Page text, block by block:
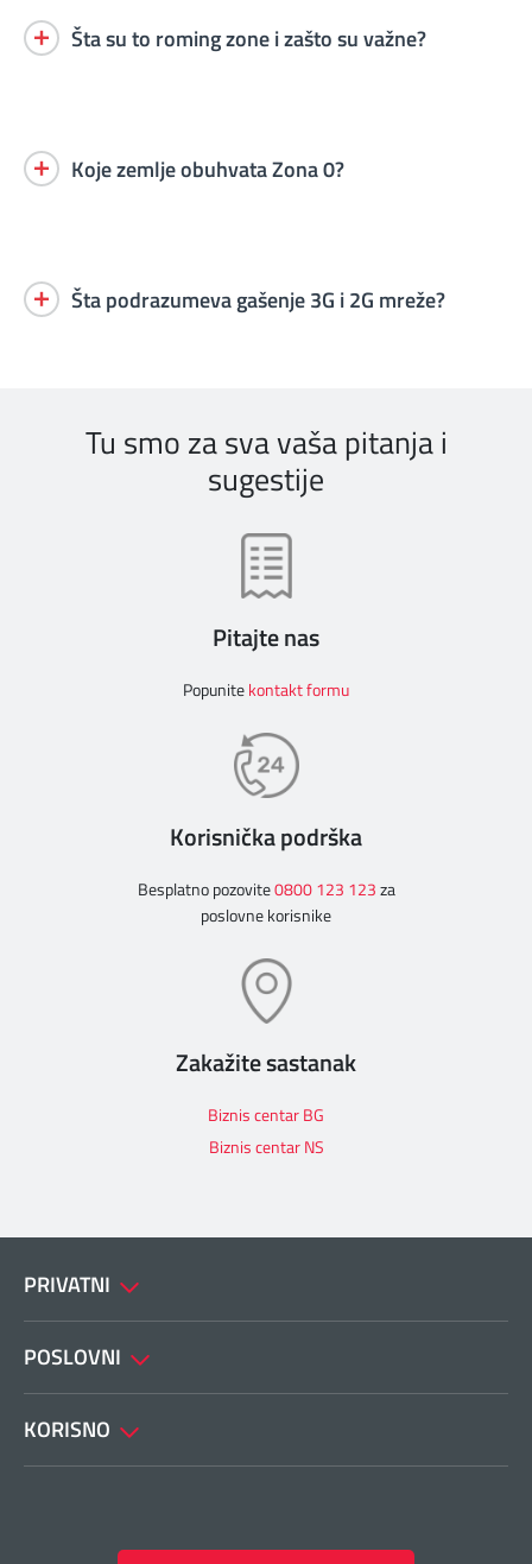
Šta su to roming zone i zašto su važne?
Koje zemlje obuhvata Zona 0?
Šta podrazumeva gašenje 3G i 2G mreže?
Tu smo za sva vaša pitanja i
sugestije
Pitajte nas
Popunitekontakt formu
Korisnička podrška
Besplatno pozovite0800 123 123za
poslovne korisnike
Zakažite sastanak
Biznis centar BG
Biznis centar NS
PRIVATNI
POSLOVNI
KORISNO